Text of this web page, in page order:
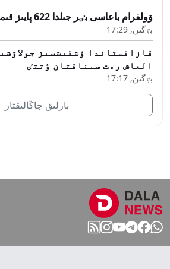
ۆولفرام باعاسى بٸر جىلدا 622 پايىز قىمباتتادى
بٷگىن, 17:29
قازاقستاندا ۇشقىشسىز
العاش رەت سىناقتان ٶتتٸ
بٷگىن, 17:17
بارلىق جاڭالىقتار